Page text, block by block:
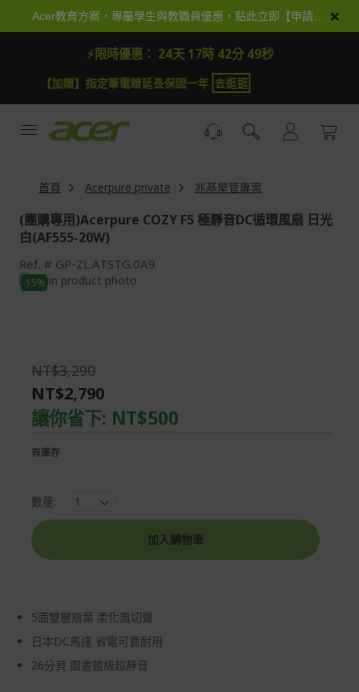
×
⚡限時優惠： 24天 17時 42分 49秒
【加抽】全館Acer商品登錄再抽iPhone 18
首頁 Acerpure private 兆基屋管專案
(團購專用)Acerpure COZY F5 極靜音DC循環風扇 日光
白(AF555-20W)
Ref. GP-ZL.ATSTG.0A9
Skip
to
images
gallery
-15%
Skip
the
images
gallery
5面雙層扇葉 柔化風切聲
日本DC馬達 省電可靠耐用
26分貝 圖書館級超靜音
NT$3,290
NT$2,790
讓你省下: NT$500
有庫存
數量:
加入購物車